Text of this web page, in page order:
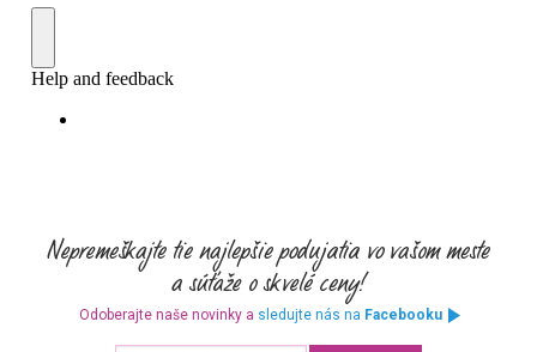
Odoberajte naše novinky a sledujte nás na Facebooku